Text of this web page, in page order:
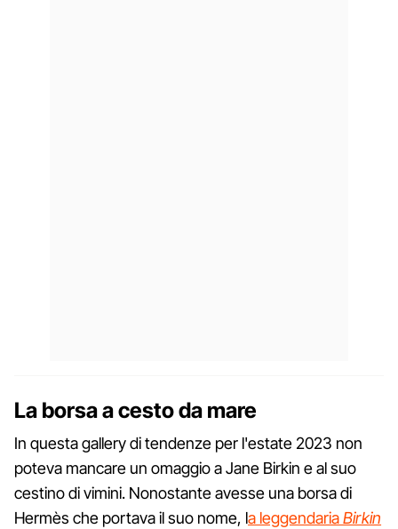
La borsa a cesto da mare
In questa gallery di tendenze per l'estate 2023 non
poteva mancare un omaggio a Jane Birkin e al suo
cestino di vimini. Nonostante avesse una borsa di
Hermès che portava il suo nome, la leggendariaBirkin